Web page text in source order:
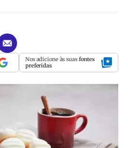
Nos adicione às suas fontes
preferidas